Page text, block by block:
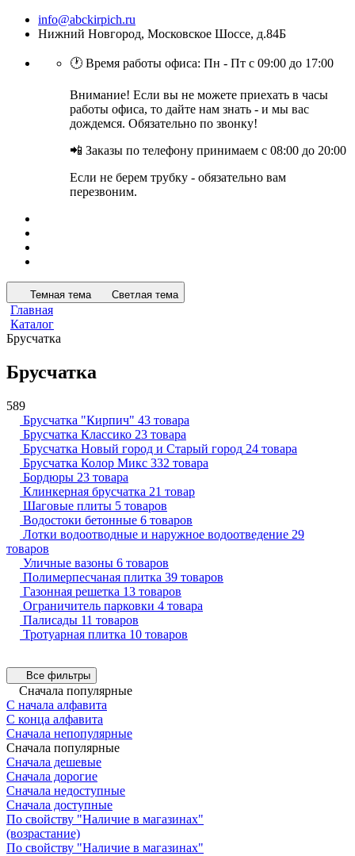
info@abckirpich.ru
Нижний Новгород, Московское Шоссе, д.84Б
🕐 Время работы офиса: Пн - Пт с 09:00 до 17:00
Внимание! Если вы не можете приехать в часы
работы офиса, то дайте нам знать - и мы вас
дождемся. Обязательно по звонку!
📲 Заказы по телефону принимаем с 08:00 до 20:00
Если не берем трубку - обязательно вам
перезвоним.
Темная тема Светлая тема
Главная
Каталог
Брусчатка
Брусчатка
589
Брусчатка "Кирпич" 43 товара
Брусчатка Классико 23 товара
Брусчатка Новый город и Старый город 24 товара
Брусчатка Колор Микс 332 товара
Бордюры 23 товара
Клинкерная брусчатка 21 товар
Шаговые плиты 5 товаров
Водостоки бетонные 6 товаров
Лотки водоотводные и наружное водоотведение 29
товаров
Уличные вазоны 6 товаров
Полимерпесчаная плитка 39 товаров
Газонная решетка 13 товаров
Ограничитель парковки 4 товара
Палисады 11 товаров
Тротуарная плитка 10 товаров
Все фильтры
Сначала популярные
С начала алфавита
С конца алфавита
Сначала непопулярные
Сначала популярные
Сначала дешевые
Сначала дорогие
Сначала недоступные
Сначала доступные
По свойству "Наличие в магазинах"
(возрастание)
По свойству "Наличие в магазинах"